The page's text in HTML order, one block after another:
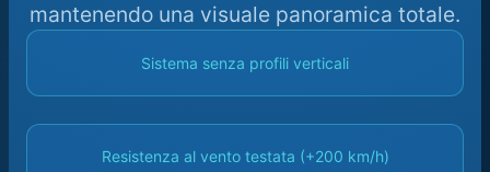
mantenendo una visuale panoramica totale.
Sistema senza profili verticali
Resistenza al vento testata (+200 km/h)